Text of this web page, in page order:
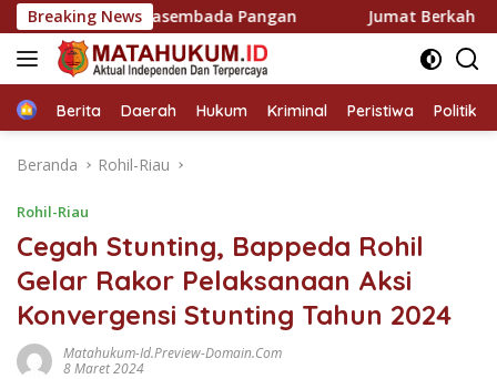
Langsung
ke
konten
Breaking News
Swasembada Pangan Jumat Berkah Polsek
HomeBerita Daerah Hukum Kriminal Peristiwa Politik
Beranda Rohil-Riau
Rohil-Riau
Cegah Stunting, Bappeda Rohil
Gelar Rakor Pelaksanaan Aksi
Konvergensi Stunting Tahun 2024
Matahukum-Id.preview-Domain.com
8 Maret 2024